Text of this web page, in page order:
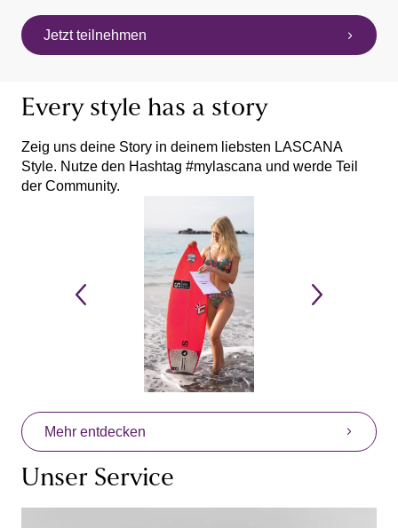
Jetzt teilnehmen
Every style has a story
Zeig uns deine Story in deinem liebsten LASCANA
Style. Nutze den Hashtag #mylascana und werde Teil
der Community.
Mehr entdecken
Unser Service